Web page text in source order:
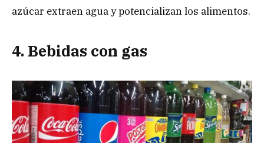
azúcar extraen agua y potencializan los alimentos.
4. Bebidas con gas